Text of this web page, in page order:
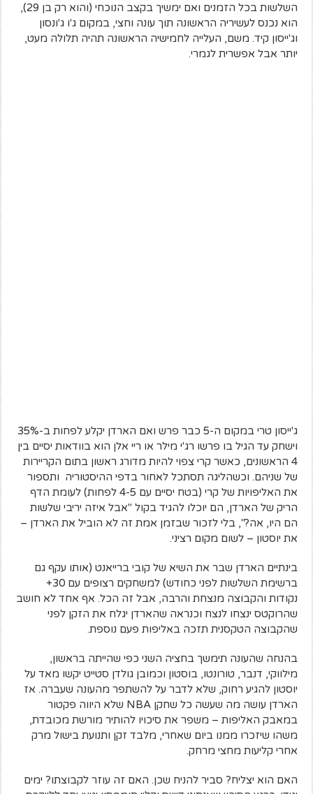
השלשות בכל הזמנים ואם ימשיך בקצב הנוכחי (והוא רק בן 29),
הוא נכנס לעשיריה הראשונה תוך עונה וחצי, במקום ג'ו ג'ונסון
וג'ייסון קיד. משם, העלייה לחמישיה הראשונה תהיה תלולה מעט,
יותר אבל אפשרית לגמרי.
ג'ייסון טרי במקום ה-5 כבר פרש ואם הארדן יקלע לפחות ב-35%
וישחק עד הגיל בו פרשו רג'י מילר או ריי אלן הוא בוודאות יסיים בין
4 הראשונים, כאשר קרי צפוי להיות מדורג ראשון בתום הקריירות
של שניהם. וכשהליגה תסתכל לאחור בדפי ההיסטוריה ותספור
את האליפויות של קרי (בטח יסיים עם 4-5 לפחות) לעומת הדף
הריק של הארדן, הם יוכלו להגיד בקול "אבל איזה יריבי שלשות
הם היו, אה?", בלי לזכור שבזמן אמת זה לא הוביל את הארדן –
את יוסטון – לשום מקום רציני.
בינתיים הארדן שבר את השיא של קובי ברייאנט (אותו עקף גם
ברשימת השלשות לפני כחודש) למשחקים רצופים עם 30+
נקודות והקבוצה מנצחת והרבה, אבל זה הכל. אף אחד לא חושב
שהרוקטס ינצחו לנצח וכנראה שהארדן יגלח את הזקן לפני
שהקבוצה הטקסנית תזכה באליפות פעם נוספת.
בהנחה שהעונה תימשך בחציה השני כפי שהייתה בראשון,
מילווקי, דנבר, טורונטו, בוסטון וכמובן גולדן סטייט יקשו מאד על
יוסטון להגיע רחוק, שלא לדבר על להשתפר מהעונה שעברה. אז
הארדן עושה מה שעשה כל שחקן NBA שלא היווה פקטור
במאבק האליפות – משפר את סיכויו להותיר מורשת מכובדת,
משהו שיזכרו ממנו ביום שאחרי, מלבד זקן ותנועת בישול מרק
אחרי קליעות מחצי מרחק.
האם הוא יצליח? סביר להניח שכן. האם זה עוזר לקבוצתו? ימים